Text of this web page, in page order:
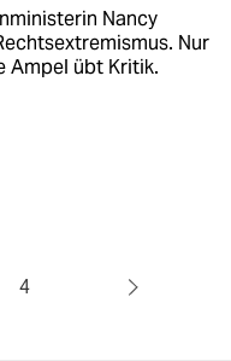
Nancy
Nur
Ampel übt Kritik.
4